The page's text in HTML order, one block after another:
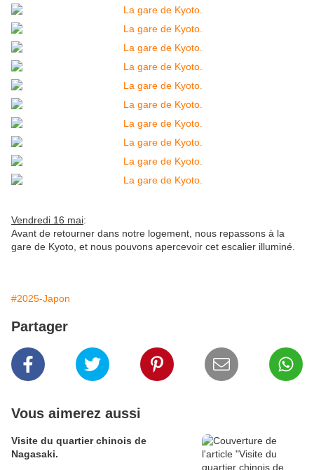
Vendredi 16 mai:
Avant de retourner dans notre logement, nous repassons à la
gare de Kyoto, et nous pouvons apercevoir cet escalier illuminé.
#2025-Japon
Partager
Vous aimerez aussi
Visite du quartier chinois de
Nagasaki.